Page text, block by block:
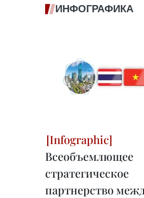
ИНФОГРАФИКА
Всеобъемлющее
стратегическое
партнерство